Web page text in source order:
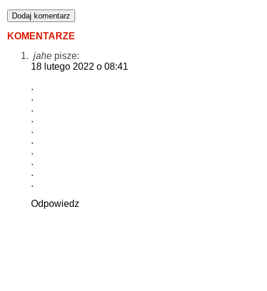
KOMENTARZE
jahe pisze:
18 lutego 2022 o 08:41
.
.
.
.
.
.
.
.
.
.
Odpowiedz